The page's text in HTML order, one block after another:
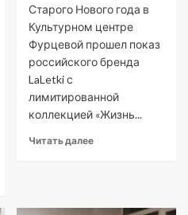
Старого Нового года в
Культурном центре
Фурцевой прошел показ
российского бренда
LaLetki с
лимитированной
коллекцией «Жизнь...
Читать далее